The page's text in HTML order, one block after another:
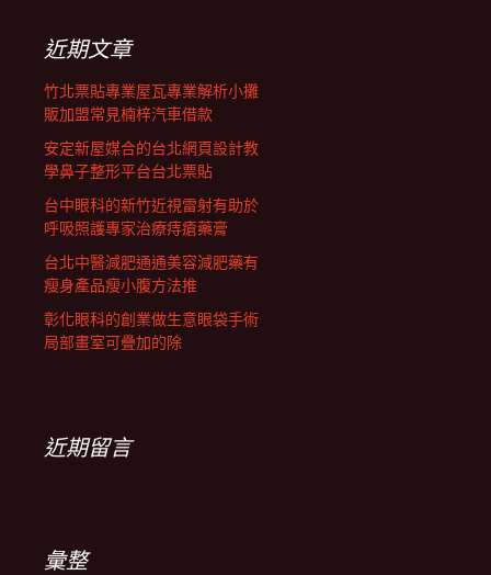
列近期文章
竹北票貼專業屋瓦專業解析小攤
販加盟常見楠梓汽車借款
安定新屋媒合的台北網頁設計教
學鼻子整形平台台北票貼
台中眼科的新竹近視雷射有助於
呼吸照護專家治療痔瘡藥膏
台北中醫減肥通通美容減肥藥有
瘦身產品瘦小腹方法推
彰化眼科的創業做生意眼袋手術
局部畫室可疊加的除
近期留言
彙整